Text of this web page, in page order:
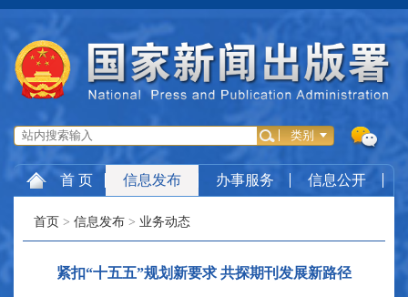
首 页 信息发布 办事服务 信息公开
首页 > 信息发布 > 业务动态
紧扣“十五五”规划新要求 共探期刊发展新路径